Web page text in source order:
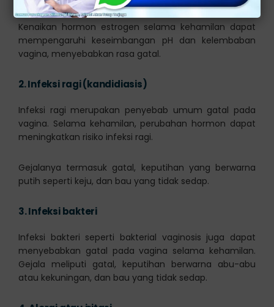
Kenaikan hormon estrogen selama kehamilan dapat
mempengaruhi keseimbangan pH dan kelembaban
vagina, menyebabkan rasa gatal.
2.Infeksi ragi (kandidiasis)
Infeksi ragi merupakan penyebab umum gatal pada
vagina. Selama kehamilan, perubahan hormon dapat
meningkatkan risiko infeksi ragi.
Gejalanya termasuk gatal, keputihan yang berwarna
putih seperti keju, dan bau yang tidak sedap.
3.Infeksi bakteri
Infeksi bakteri seperti bakterial vaginosis juga dapat
menyebabkan gatal pada vagina selama kehamilan.
Gejala meliputi gatal, keputihan berwarna abu-abu
atau kekuningan, dan bau yang tidak sedap.